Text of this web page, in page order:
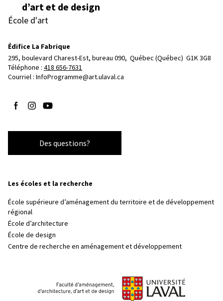
d’art et de design
École d'art
Édifice La Fabrique
295, boulevard Charest-Est, bureau 090, Québec (Québec)  G1K 3G8
Téléphone : 418 656-7631
Courriel : InfoProgramme@art.ulaval.ca
Suivez-nous sur Facebook
Suivez-nous sur Instagram
Suivez-nous sur YouTube
Des questions?
Les écoles et la recherche
École supérieure d’aménagement du territoire et de développement
régional
École d’architecture
École de design
Centre de recherche en aménagement et développement